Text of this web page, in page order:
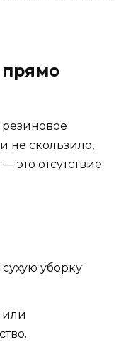
прямо
резиновое
не скользило,
это отсутствие
уборку
или